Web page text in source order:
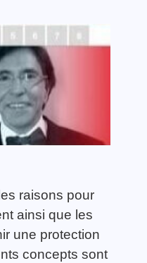
raisons pour
ainsi que les
une protection
concepts sont